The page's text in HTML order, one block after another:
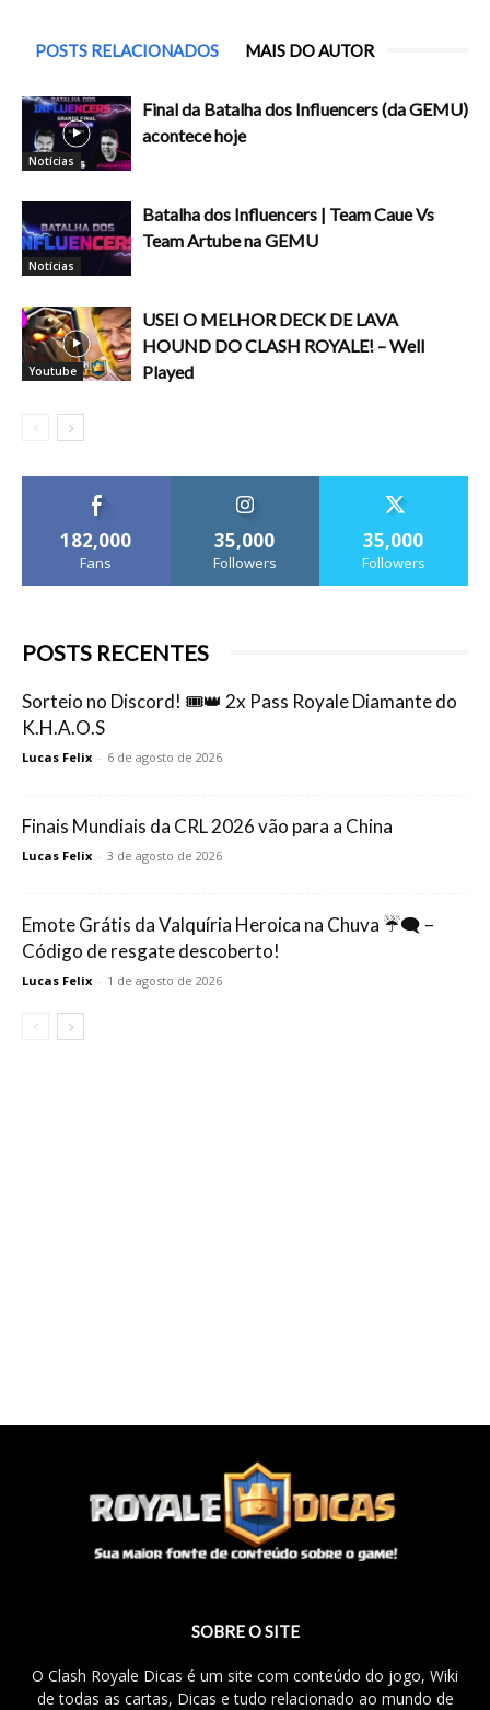
POSTS RELACIONADOS MAIS DO AUTOR
Notícias
Final da Batalha dos Influencers (da GEMU)
acontece hoje
Notícias
Batalha dos Influencers | Team Caue Vs
Team Artube na GEMU
Youtube
USEI O MELHOR DECK DE LAVA
HOUND DO CLASH ROYALE! – Well
Played
182,000
Fans
35,000
Followers
35,000
Followers
POSTS RECENTES
Sorteio no Discord! 🎟️👑 2x Pass Royale Diamante do
K.H.A.O.S
Lucas Felix - 6 de agosto de 2026
Finais Mundiais da CRL 2026 vão para a China
Lucas Felix - 3 de agosto de 2026
Emote Grátis da Valquíria Heroica na Chuva ☔🗨️ –
Código de resgate descoberto!
Lucas Felix - 1 de agosto de 2026
SOBRE O SITE
O Clash Royale Dicas é um site com conteúdo do jogo, Wiki
de todas as cartas, Dicas e tudo relacionado ao mundo de